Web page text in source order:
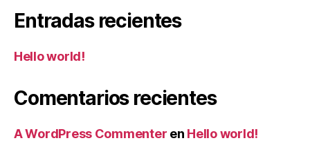
Entradas recientes
Hello world!
Comentarios recientes
A WordPress Commenter en Hello world!